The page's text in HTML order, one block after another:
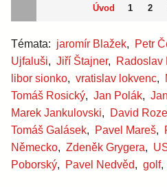
Úvod 1 2
Témata: jaromír Blažek, Petr
Ujfaluši, Jiří Štajner, Radoslav
libor sionko, vratislav lokvenc,
Tomáš Rosický, Jan Polák,
Marek Jankulovski, David
Tomáš Galásek, Pavel Mareš,
Německo, Zdeněk Grygera,
Poborský, Pavel Nedvěd, golf,